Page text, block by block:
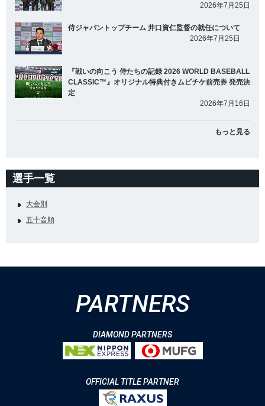
2026年7月25日
侍ジャパントップチーム 井口資仁監督の就任について
2026年7月25日
『戦いの向こう 侍たちの記録 2026 WORLD BASEBALL
CLASSIC™』オリジナル特典付きムビチケ前売券 発売決
定
2026年7月16日
もっと見る
選手一覧
大会別
五十音順
PARTNERS
DIAMOND PARTNERS
OFFICIAL TITLE PARTNER